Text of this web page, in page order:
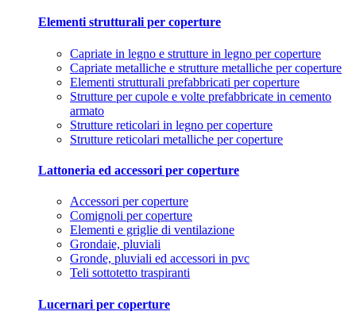
Elementi strutturali per coperture
Capriate in legno e strutture in legno per coperture
Capriate metalliche e strutture metalliche per coperture
Elementi strutturali prefabbricati per coperture
Strutture per cupole e volte prefabbricate in cemento
armato
Strutture reticolari in legno per coperture
Strutture reticolari metalliche per coperture
Lattoneria ed accessori per coperture
Accessori per coperture
Comignoli per coperture
Elementi e griglie di ventilazione
Grondaie, pluviali
Gronde, pluviali ed accessori in pvc
Teli sottotetto traspiranti
Lucernari per coperture